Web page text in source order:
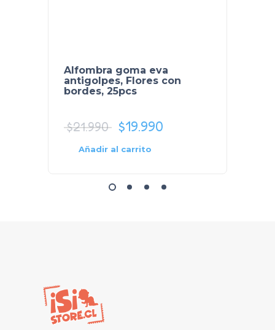
Alfombra goma eva
antigolpes, Flores con
bordes, 25pcs
$21.990 $19.990
Añadir al carrito